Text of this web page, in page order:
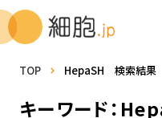
TOP HepaSH 検索結果
キーワード：